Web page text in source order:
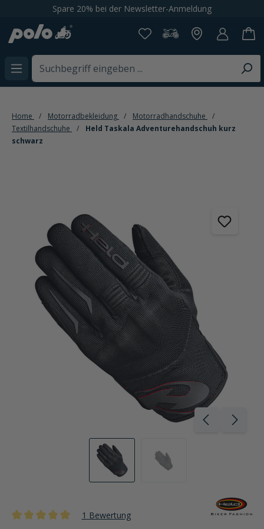
springenSpare 20% bei der Newsletter-Anmeldung
Home Motorradbekleidung
Motorradhandschuhe
Textilhandschuhe
Held Taskala Adventurehandschuh kurz
schwarz
1 Bewertung